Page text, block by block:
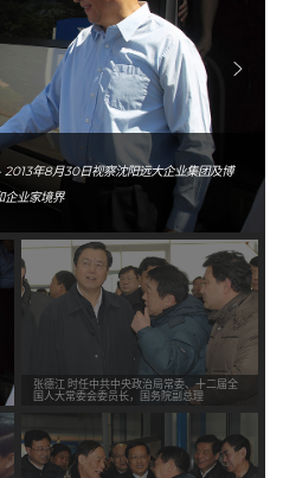
2013年8月30日视察沈阳远大企业集团及博
企业家境界
张德江 时任中共中央政治局常委、十二届全
国人大常委会委员长，国务院副总理